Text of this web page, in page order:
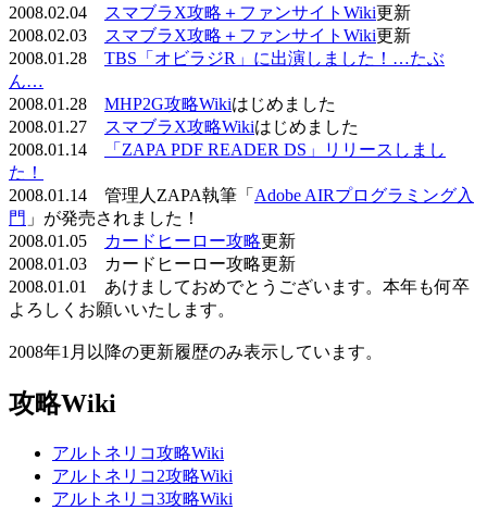
2008.02.04
スマブラX攻略＋ファンサイトWiki更新
2008.02.03
スマブラX攻略＋ファンサイトWiki更新
2008.01.28 TBS「オビラジR」に出演しました！…たぶ
ん…
2008.01.28 MHP2G攻略Wikiはじめました
2008.01.27
スマブラX攻略Wikiはじめました
2008.01.14
「ZAPA PDF READER DS」リリースしまし
た！
2008.01.14 管理人ZAPA執筆「 Adobe AIRプログラミング入
門 」が発売されました！
2008.01.05
カードヒーロー攻略更新
2008.01.03 カードヒーロー攻略更新
2008.01.01 あけましておめでとうございます。本年も何卒
よろしくお願いいたします。
2008年1月以降の更新履歴のみ表示しています。
攻略Wiki
アルトネリコ攻略Wiki
アルトネリコ2攻略Wiki
アルトネリコ3攻略Wiki